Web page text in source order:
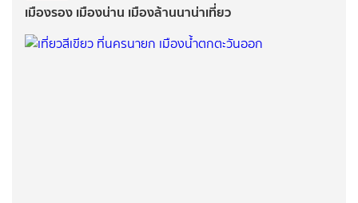
เมืองรอง เมืองน่าน เมืองล้านนาน่าเที่ยว